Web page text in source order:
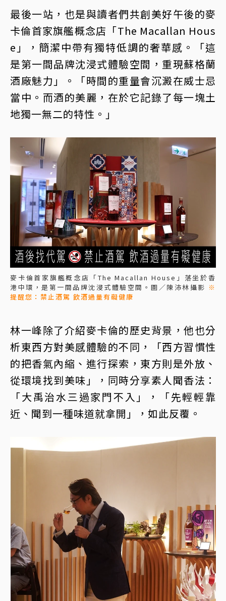
最後一站，也是與讀者們共創美好午後的麥
卡倫首家旗艦概念店「The Macallan Hous
e」，簡潔中帶有獨特低調的奢華感。「這
是第一間品牌沈浸式體驗空間，重現蘇格蘭
酒廠魅力」。「時間的重量會沉澱在威士忌
當中。而酒的美麗，在於它記錄了每一塊土
地獨一無二的特性。」
麥卡倫首家旗艦概念店「The Macallan House」落坐於香
港中環，是第一間品牌沈浸式體驗空間。圖／陳沛林攝影 ※
提醒您：禁止酒駕 飲酒過量有礙健康
林一峰除了介紹麥卡倫的歷史背景，他也分
析東西方對美感體驗的不同，「西方習慣性
的把香氣內縮、進行探索，東方則是外放、
從環境找到美味」，同時分享素人聞香法：
「大禹治水三過家門不入」，「先輕輕靠
近、聞到一種味道就拿開」，如此反覆。